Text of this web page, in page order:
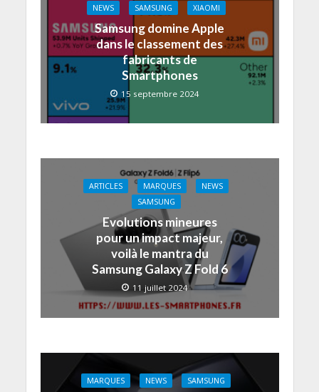
NEWS SAMSUNG XIAOMI
Samsung domine Apple
dans le classement des
fabricants de
Smartphones
15 septembre 2024
ARTICLES MARQUES
NEWS
SAMSUNG
Evolutions mineures
pour un impact majeur,
voilà le mantra du
Samsung Galaxy Z Fold 6
11 juillet 2024
MARQUES NEWS SAMSUNG